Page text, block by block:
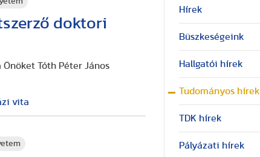
doktori
Tóth Péter János
vita
Hírek
Büszkeségeink
Hallgatói hírek
Tudományos hírek
TDK hírek
Pályázati hírek